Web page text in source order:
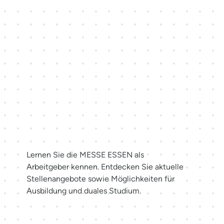
Karriere bei der MESSE
ESSEN
Lernen Sie die MESSE ESSEN als
Arbeitgeber kennen. Entdecken Sie aktuelle
Stellenangebote sowie Möglichkeiten für
Ausbildung und duales Studium.